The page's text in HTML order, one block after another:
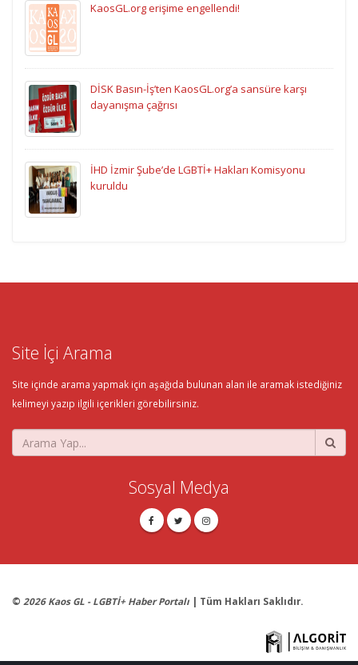
KaosGL.org erişime engellendi!
DİSK Basın-İş’ten KaosGL.org’a sansüre karşı
dayanışma çağrısı
İHD İzmir Şube’de LGBTİ+ Hakları Komisyonu
kuruldu
Site İçi Arama
Site içinde arama yapmak için aşağıda bulunan alan ile aramak istediğiniz
kelimeyi yazıp ilgili içerikleri görebilirsiniz.
Sosyal Medya
© 2026 Kaos GL - LGBTİ+ Haber Portalı | Tüm Hakları Saklıdır.